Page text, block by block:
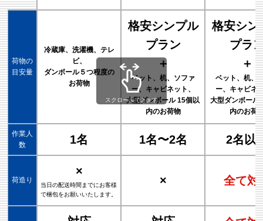
荷物の
目安量
冷蔵庫、洗濯機、テレ
ビ、
ダンボール５つ程度の
お荷物
格安シンプル
プラン
＋
ベット、机、ソファ
ー、キャビネット、
大型ダンボール 15個以
内のお荷物
格安シン
プラ
＋
ベット、机、
ー、キャビネ
大型ダンボール
内のお荷
作業人
数
1名 1名〜2名 2名以
荷造り
×
当日の配送時間までにお客様
で梱包をお願いいたします。
× 全て対
スクロールできます